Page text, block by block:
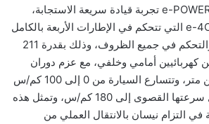
وبينما تقدم تكنولوجيا e-POWER تجربة قيادة سريعة الاستجابة،
تضمن تكنولوجيا e-4ORCE التي تتحكم في الإطارات الأربعة بالكامل
توفير الطاقة والراحة والتحكم في جميع الظروف، وذلك بقدرة 211
أمامي وخلفي، مع عزم دوران
بمقدار 330+195 نيوتن متر، وتتسارع السيارة من 0 إلى 100 كم/س
في 7.2 ثانية، كما تصل سرعتها القصوى إلى 180 كم/س، وتمثل هذه
في التزام نيسان بالانتقال العملي من